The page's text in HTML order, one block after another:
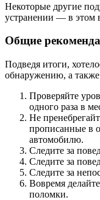
Некоторые другие
устранении — в этом
Общие
Подведя итоги,
обнаружению, а
Проверяйте
одного раза в
Не
прописанные в
автомобилю.
Следите за
Следите за
Следите за
Вовремя
поломки.